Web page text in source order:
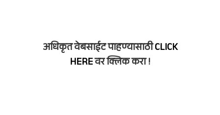
अधिकृत वेबसाईट पाहण्यासाठीCLICK
HEREवर क्लिक करा !